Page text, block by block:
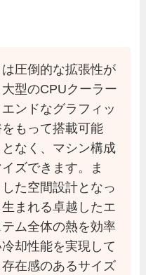
は圧倒的な拡張性が
型のCPUクーラー
ンドなグラフィッ
もって搭載可能
なく、マシン構成
ズできます。ま
た空間設計となっ
まれる卓越したエ
ム全体の熱を効率
却性能を実現して
在感のあるサイズ